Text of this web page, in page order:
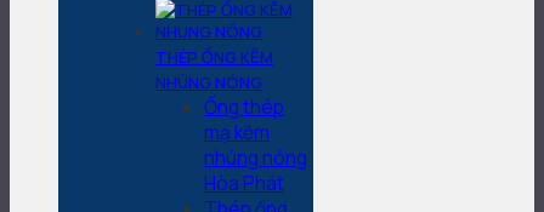
THÉP ỐNG KẼM
NHÚNG NÓNG
Ống thép
mạ kẽm
nhúng nóng
Hòa Phát